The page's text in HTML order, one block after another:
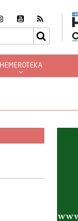
HEMEROTEKA